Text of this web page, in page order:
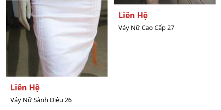
Liên Hệ
Váy Nữ Sành Điệu 26
Liên Hệ
Váy Nữ Cao Cấp 27